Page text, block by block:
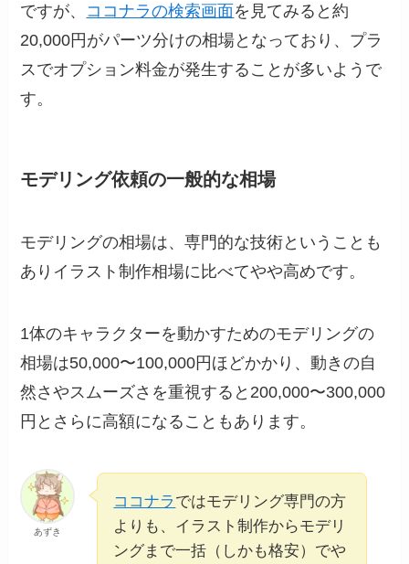
ですが、 ココナラの検索画面を見てみると約
20,000円がパーツ分けの相場となっており、プラ
スでオプション料金が発生することが多いようで
す。
モデリング依頼の一般的な相場
モデリングの相場は、専門的な技術ということも
ありイラスト制作相場に比べてやや高めです。
1体のキャラクターを動かすためのモデリングの
相場は50,000〜100,000円ほどかかり、動きの自
然さやスムーズさを重視すると200,000〜300,000
円とさらに高額になることもあります。
あずき
ココナラ ではモデリング専門の方
よりも、イラスト制作からモデリ
ングまで一括（しかも格安）でや